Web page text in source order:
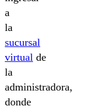
a
la
sucursal
virtual de
la
administradora,
donde